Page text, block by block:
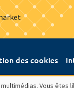
des cookies
Vous êtes